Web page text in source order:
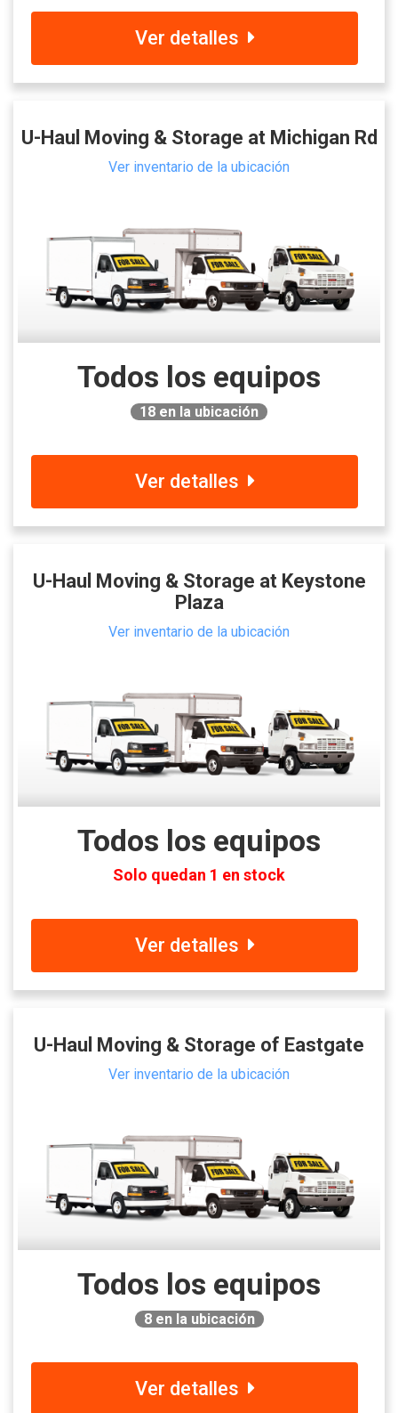
Ver detalles
U-Haul Moving & Storage at Michigan Rd
Ver inventario de la ubicación
Todos los equipos
18 en la ubicación
Ver detalles
U-Haul Moving & Storage at Keystone
Plaza
Ver inventario de la ubicación
Todos los equipos
Solo quedan 1 en stock
Ver detalles
U-Haul Moving & Storage of Eastgate
Ver inventario de la ubicación
Todos los equipos
8en la ubicación
Ver detalles